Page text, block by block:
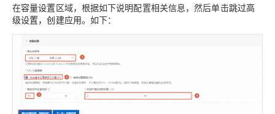
在容量设置区域，根据如下说明配置相关信息，然后单击跳过高
级设置，创建应用。如下：